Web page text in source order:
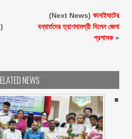
(Next News) কানাইঘাটের
বন্যার্তদের ত্রাণসামগ্রী দিলেন জেলা
প্রশাসক»
NEWS